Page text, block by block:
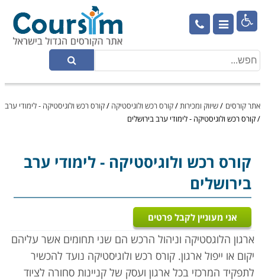

אתר קורסים /שיווק ומכירות/קורס רכש ולוגיסטיקה /קורס רכש ולוגיסטיקה - לימודי ערב
/קורס רכש ולוגיסטיקה - לימודי ערב בירושלים
קורס רכש ולוגיסטיקה - לימודי ערב
בירושלים
אני מעוניין לקבל פרטים
ארגון הלוגסטיקה וניהול הרכש הם שני תחומים אשר עליהם
יקום או ייפול ארגון. קורס רכש ולוגיסטיקה נועד להכשיר
לתפקיד המרכזי בכל ארגון ועסק של קניינות סחורה לציוד